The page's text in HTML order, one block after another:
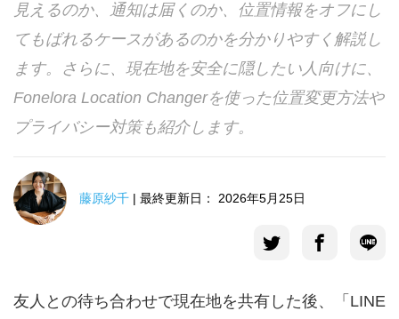
言語選択
見えるのか、通知は届くのか、位置情報をオフにし
てもばれるケースがあるのかを分かりやすく解説し
ます。さらに、現在地を安全に隠したい人向けに、
Fonelora Location Changerを使った位置変更方法や
プライバシー対策も紹介します。
藤原紗千 | 最終更新日： 2026年5月25日
友人との待ち合わせで現在地を共有した後、「LINE